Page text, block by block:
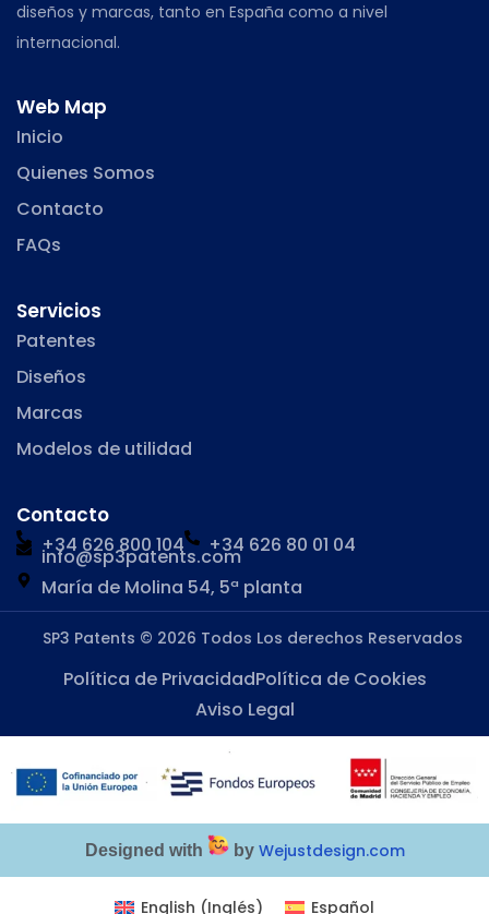
diseños y marcas, tanto en España como a nivel
internacional.
Web Map
Inicio
Quienes Somos
Contacto
FAQs
Servicios
Patentes
Diseños
Marcas
Modelos de utilidad
Contacto
+34 626 800 104 +34 626 80 01 04
info@sp3patents.com
María de Molina 54, 5ª planta
SP3 Patents © 2026 Todos Los derechos Reservados
Política de PrivacidadPolítica de Cookies
Aviso Legal
Designed with by Wejustdesign.com
English (Inglés) Español